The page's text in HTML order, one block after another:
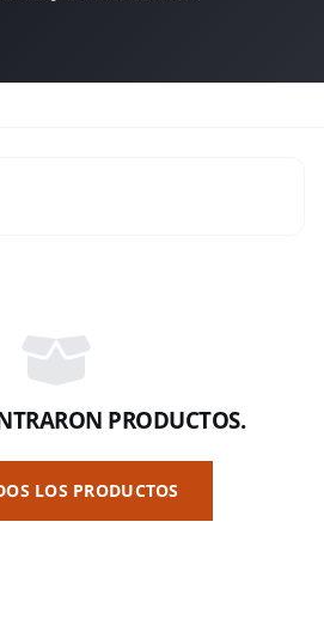
PRODUCTOS.
LOS PRODUCTOS